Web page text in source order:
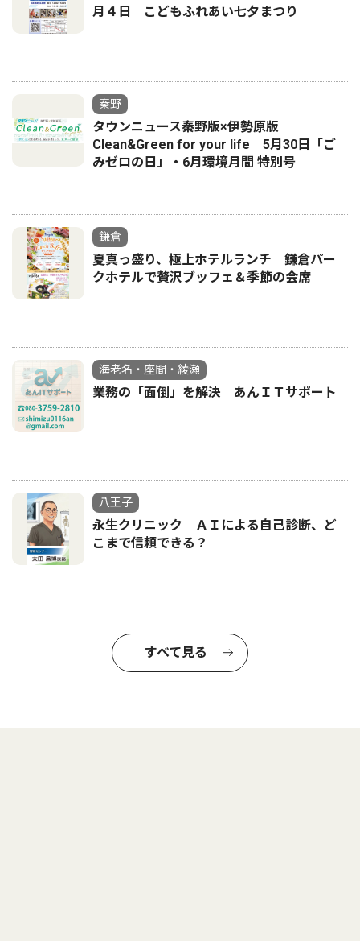
月４日 こどもふれあい七夕まつり
秦野
タウンニュース秦野版×伊勢原版
Clean&Green for your life 5月30日「ご
みゼロの日」・6月環境月間 特別号
鎌倉
夏真っ盛り、極上ホテルランチ 鎌倉パー
クホテルで贅沢ブッフェ＆季節の会席
海老名・座間・綾瀬
業務の「面倒」を解決 あんＩＴサポート
八王子
永生クリニック ＡＩによる自己診断、ど
こまで信頼できる？
すべて見る